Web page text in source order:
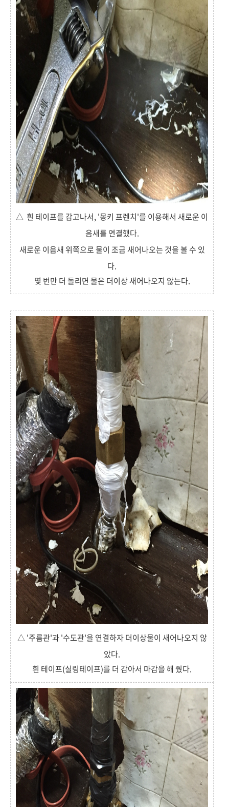
△ 흰 테이프를 감고나서, '몽키 프렌치'를 이용해서 새로운 이
음새를 연결했다.
새로운 이음새 위쪽으로 물이 조금 새어나오는 것을 볼 수 있
다.
몇 번만 더 돌리면 물은 더이상 새어나오지 않는다.
△ '주름관'과 '수도관'을 연결하자 더이상물이 새어나오지 않
았다.
흰 테이프(실링테이프)를 더 감아서 마감을 해 줬다.